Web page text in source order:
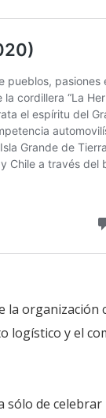
la organización
logístico y el
de